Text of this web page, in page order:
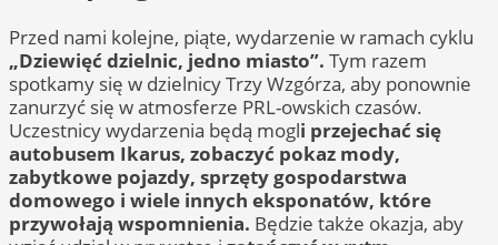
Przed nami kolejne, piąte, wydarzenie w ramach cyklu
„Dziewięć dzielnic, jedno miasto”. Tym razem
spotkamy się w dzielnicy Trzy Wzgórza, aby ponownie
zanurzyć się w atmosferze PRL-owskich czasów.
Uczestnicy wydarzenia będą mogli przejechać się
autobusem Ikarus, zobaczyć pokaz mody,
zabytkowe pojazdy, sprzęty gospodarstwa
domowego i wiele innych eksponatów, które
przywołają wspomnienia. Będzie także okazja, aby